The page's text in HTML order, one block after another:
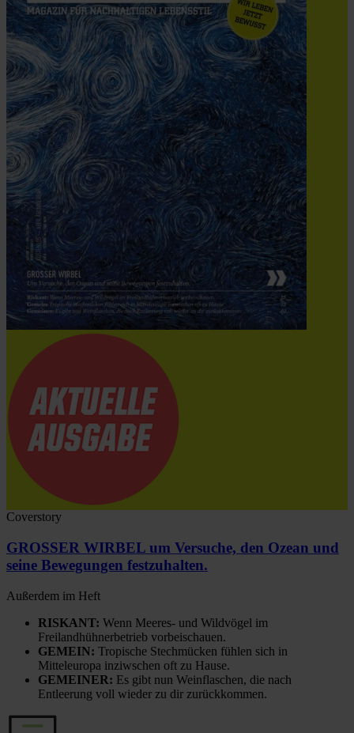
Coverstory
GROSSER WIRBEL um Versuche, den Ozean und
seine Bewegungen festzuhalten.
Außerdem im Heft
RISKANT: Wenn Meeres- und Wildvögel im
Freilandhühnerbetrieb vorbeischauen.
GEMEIN: Tropische Stechmücken fühlen sich in
Mitteleuropa inziwschen oft zu Hause.
GEMEINER: Es gibt nun Weinflaschen, die nach
Entleerung voll wieder zu dir zurückkommen.